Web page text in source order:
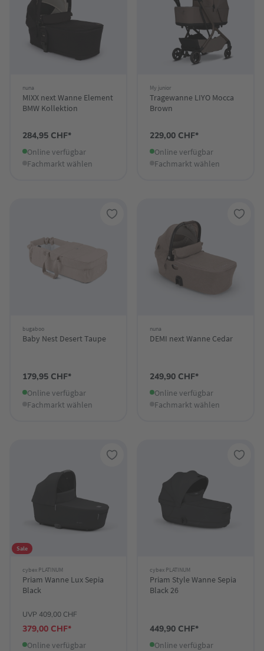
nuna
MIXX next Wanne Element
BMW Kollektion
284,95 CHF*
Online verfügbar
Fachmarkt wählen
My junior
Tragewanne LIYO Mocca
Brown
229,00 CHF*
Online verfügbar
Fachmarkt wählen
bugaboo
Baby Nest Desert Taupe
179,95 CHF*
Online verfügbar
Fachmarkt wählen
nuna
DEMI next Wanne Cedar
249,90 CHF*
Online verfügbar
Fachmarkt wählen
Sale
cybex PLATINUM
Priam Wanne Lux Sepia
Black
UVP 409,00 CHF
379,00 CHF*
Online verfügbar
cybex PLATINUM
Priam Style Wanne Sepia
Black 26
449,90 CHF*
Online verfügbar